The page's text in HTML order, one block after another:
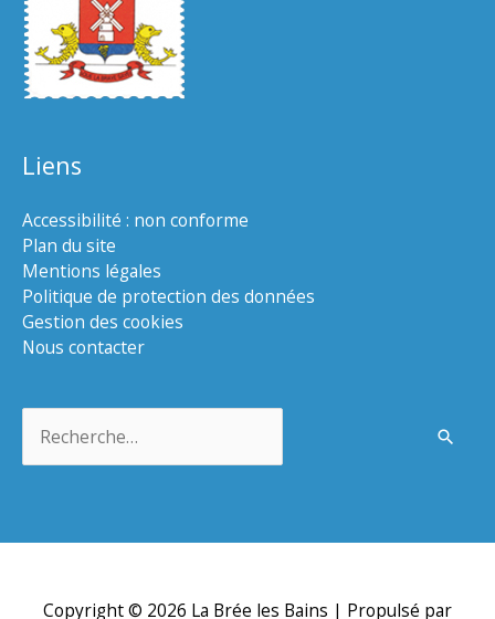
Liens
Accessibilité : non conforme
Plan du site
Mentions légales
Politique de protection des données
Gestion des cookies
Nous contacter
Copyright © 2026 La Brée les Bains | Propulsé par